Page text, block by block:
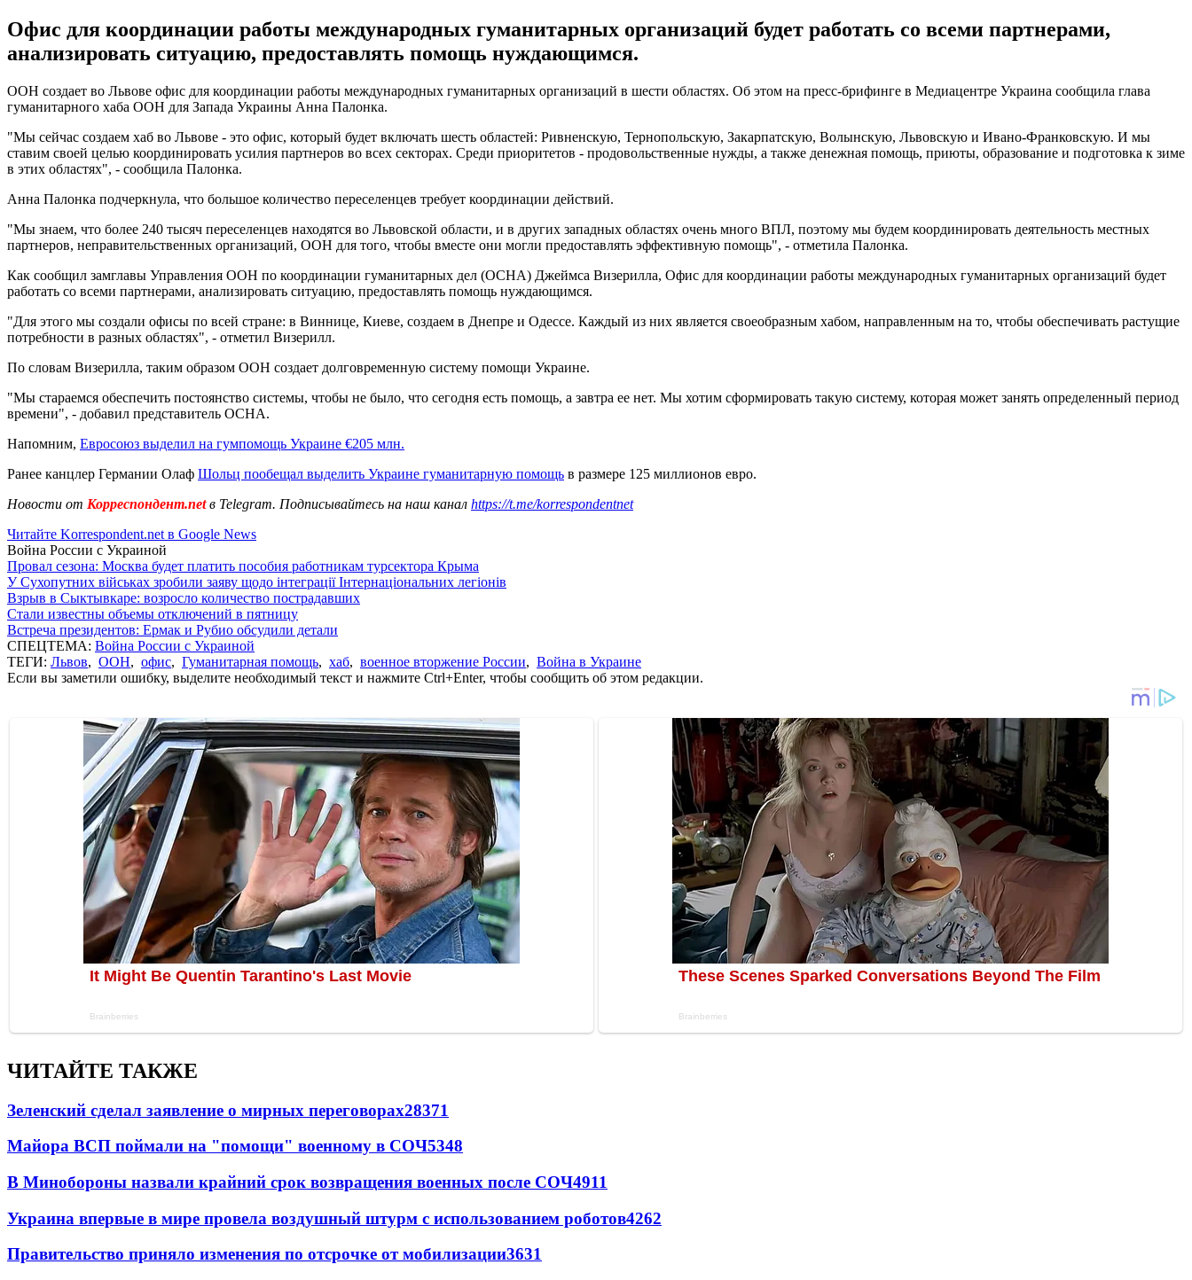
Офис для координации работы международных гуманитарных организаций будет работать со всеми партнерами,
анализировать ситуацию, предоставлять помощь нуждающимся.
ООН создает во Львове офис для координации работы международных гуманитарных организаций в шести областях. Об этом на пресс-брифинге в Медиацентре Украина сообщила глава
гуманитарного хаба ООН для Запада Украины Анна Палонка.
"Мы сейчас создаем хаб во Львове - это офис, который будет включать шесть областей: Ривненскую, Тернопольскую, Закарпатскую, Волынскую, Львовскую и Ивано-Франковскую. И мы
ставим своей целью координировать усилия партнеров во всех секторах. Среди приоритетов - продовольственные нужды, а также денежная помощь, приюты, образование и подготовка к зиме
в этих областях", - сообщила Палонка.
Анна Палонка подчеркнула, что большое количество переселенцев требует координации действий.
"Мы знаем, что более 240 тысяч переселенцев находятся во Львовской области, и в других западных областях очень много ВПЛ, поэтому мы будем координировать деятельность местных
партнеров, неправительственных организаций, ООН для того, чтобы вместе они могли предоставлять эффективную помощь", - отметила Палонка.
Как сообщил замглавы Управления ООН по координации гуманитарных дел (OCHA) Джеймса Визерилла, Офис для координации работы международных гуманитарных организаций будет
работать со всеми партнерами, анализировать ситуацию, предоставлять помощь нуждающимся.
"Для этого мы создали офисы по всей стране: в Виннице, Киеве, создаем в Днепре и Одессе. Каждый из них является своеобразным хабом, направленным на то, чтобы обеспечивать растущие
потребности в разных областях", - отметил Визерилл.
По словам Визерилла, таким образом ООН создает долговременную систему помощи Украине.
"Мы стараемся обеспечить постоянство системы, чтобы не было, что сегодня есть помощь, а завтра ее нет. Мы хотим сформировать такую систему, которая может занять определенный период
времени", - добавил представитель OCHA.
Напомним, Евросоюз выделил на гумпомощь Украине €205 млн.
Ранее канцлер Германии Олаф Шольц пообещал выделить Украине гуманитарную помощь в размере 125 миллионов евро.
Новости от Корреспондент.netв Telegram. Подписывайтесь на наш канал https://t.me/korrespondentnet
Читайте Korrespondent.net в Google News
Война России с Украиной
Провал сезона: Москва будет платить пособия работникам турсектора Крыма
У Сухопутних військах зробили заяву щодо інтеграції Інтернаціональних легіонів
Взрыв в Сыктывкаре: возросло количество пострадавших
Стали известны объемы отключений в пятницу
Встреча президентов: Ермак и Рубио обсудили детали
СПЕЦТЕМА: Война России с Украиной
ТЕГИ: Львов, ООН, офис, Гуманитарная помощь, хаб, военное вторжение России, Война в Украине
Если вы заметили ошибку, выделите необходимый текст и нажмите Ctrl+Enter, чтобы сообщить об этом редакции.
ЧИТАЙТЕ ТАКЖЕ
Зеленский сделал заявление о мирных переговорах28371
Майора ВСП поймали на "помощи" военному в СОЧ5348
В Минобороны назвали крайний срок возвращения военных после СОЧ4911
Украина впервые в мире провела воздушный штурм с использованием роботов4262
Правительство приняло изменения по отсрочке от мобилизации3631